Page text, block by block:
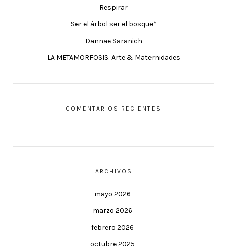
Respirar
Ser el árbol ser el bosque*
Dannae Saranich
LA METAMORFOSIS: Arte & Maternidades
COMENTARIOS RECIENTES
ARCHIVOS
mayo 2026
marzo 2026
febrero 2026
octubre 2025